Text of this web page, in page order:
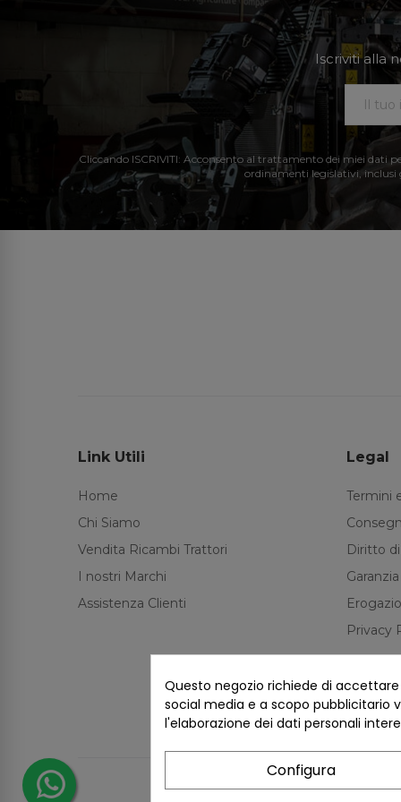
Iscriviti alla
Cliccando ISCRIVITI: Acconsento al trattamento dei miei dati
ordinamenti legislativi, inclusi
Link Utili
Home
Chi Siamo
Vendita Ricambi Trattori
I nostri Marchi
Assistenza Clienti
Legal
Termini
Diritto
Privacy
Questo negozio richiede di
social media e a scopo pubblicitario
l'elaborazione dei dati personali
Configura